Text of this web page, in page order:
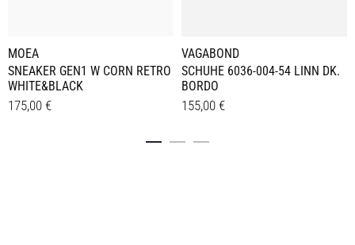
MOEA
SNEAKER GEN1 W CORN RETRO
WHITE&BLACK
175,00 €
VAGABOND
SCHUHE 6036-004-54 LINN DK.
BORDO
155,00 €